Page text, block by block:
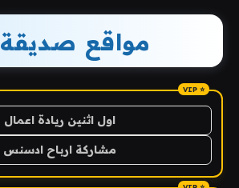
مواقع صديقة
اول اثنين ريادة اعمال
مشاركة ارباح ادسنس